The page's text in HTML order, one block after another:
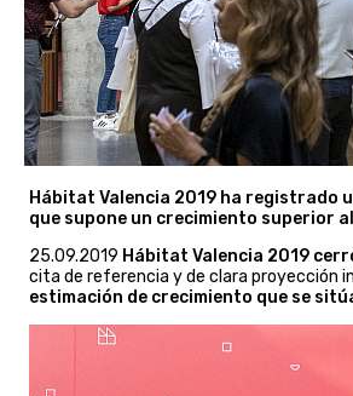
Hábitat Valencia 2019 ha registrado
que supone un crecimiento superior
25.09.2019 Hábitat Valencia 2019
cita de referencia y de clara proyección
estimación de crecimiento que se